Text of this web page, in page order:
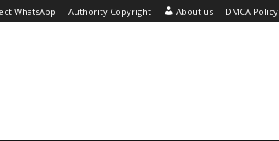
WhatsApp Authority Copyright About us DMCA Policy